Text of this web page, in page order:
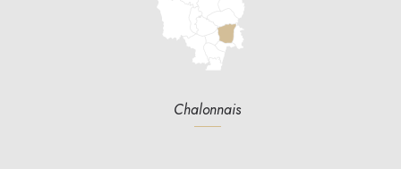
Chalonnais